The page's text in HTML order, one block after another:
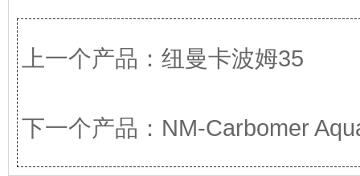
上一个产品： 纽曼卡波姆35
下一个产品： NM-Carbomer